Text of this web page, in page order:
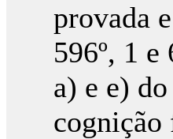
provada
596º, 1
a) e e)
cognição